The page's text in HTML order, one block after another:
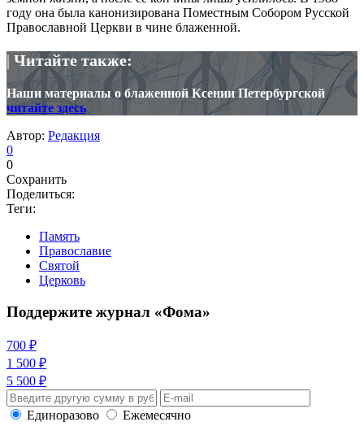
году она была канонизирована Поместным Собором Русской
Православной Церкви в чине блаженной.
| Читайте также:
Наши материалы о блаженной Ксении Петербургской
читайте здесь
Автор: Редакция
0
0
Сохранить
Поделиться:
Теги:
Память
Православие
Святой
Церковь
Поддержите журнал «Фома»
700 ₽
1 500 ₽
5 500 ₽
Единоразово
Ежемесячно